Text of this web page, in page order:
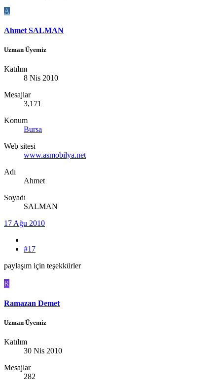
A
Ahmet SALMAN
Uzman Üyemiz
Katılım
8 Nis 2010
Mesajlar
3,171
Konum
Bursa
Web sitesi
www.asmobilya.net
Adı
Ahmet
Soyadı
SALMAN
17 Ağu 2010
#17
paylaşım için teşekkürler
R
Ramazan Demet
Uzman Üyemiz
Katılım
30 Nis 2010
Mesajlar
282